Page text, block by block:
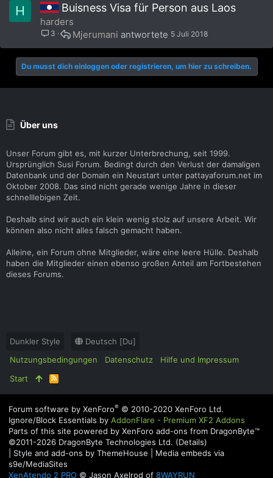
H Buisness Visa für Person aus Laos
harders
3 5 Juli 2018
Mjerumani
Du musst dich einloggen oder registrieren, um hier zu schreiben.
Über uns
Unser Forum gibt es, mit kurzer Unterbrechung, seit 1999.
Ursprünglich Susi Forum. Bedingt durch den Verlust der damaligen
Datenbank und der Domain ein Neustart unter pattayaforum.net im
Oktober 2008. Das sind nicht gerade wenige Jahre in dieser
schnelllebigen Zeit.
Deshalb sind wir auch ein klein wenig stolz auf unsere Arbeit. Wir
können also nicht alles falsch gemacht haben.
Alleine, ein Forum ohne Mitglieder, wäre eine leere Hülle. Deshalb
haben die Mitglieder einen ebenso großen Anteil am Fortbestehen
dieses Forums.
Dunkler Style
Deutsch [Du]
Nutzungsbedingungen
Datenschutz
Hilfe und Impressum
Start
R
S
S
Forum software by XenForo® © 2010-2020 XenForo Ltd.
Ignore/Block Essentials by AddonFlare - Premium XF2 Addons
Parts of this site powered by XenForo add-ons from DragonByte™
©2011-2026 DragonByte Technologies Ltd. (Details)
Style and add-ons by ThemeHouse
Media embeds via
s9e/MediaSites
XenAtendo 2 PRO © Jason Axelrod of 8WAYRUN